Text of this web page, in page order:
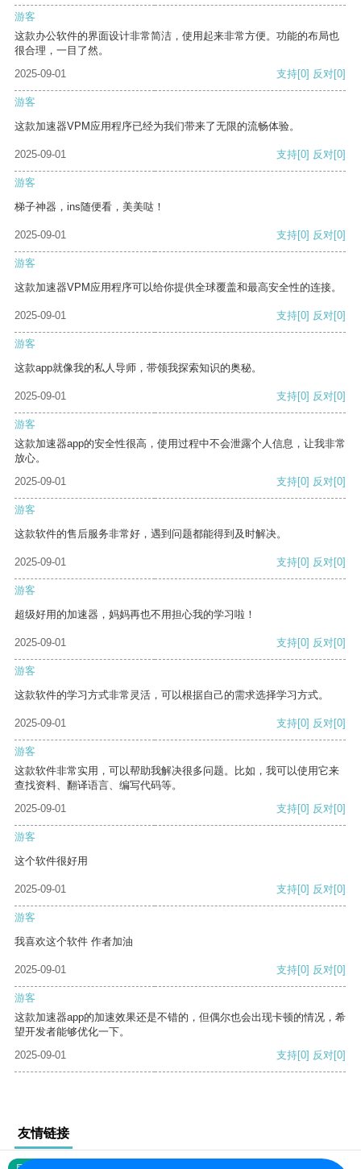
游客
这款办公软件的界面设计非常简洁，使用起来非常方便。功能的布局也
很合理，一目了然。
2025-09-01
支持[0] 反对[0]
游客
这款加速器VPM应用程序已经为我们带来了无限的流畅体验。
2025-09-01 支持[0] 反对[0]
游客
梯子神器，ins随便看，美美哒！
2025-09-01 支持[0] 反对[0]
游客
这款加速器VPM应用程序可以给你提供全球覆盖和最高安全性的连接。
2025-09-01 支持[0] 反对[0]
游客
这款app就像我的私人导师，带领我探索知识的奥秘。
2025-09-01 支持[0] 反对[0]
游客
这款加速器app的安全性很高，使用过程中不会泄露个人信息，让我非常
放心。
2025-09-01
支持[0] 反对[0]
游客
这款软件的售后服务非常好，遇到问题都能得到及时解决。
2025-09-01 支持[0] 反对[0]
游客
超级好用的加速器，妈妈再也不用担心我的学习啦！
2025-09-01 支持[0] 反对[0]
游客
这款软件的学习方式非常灵活，可以根据自己的需求选择学习方式。
2025-09-01 支持[0] 反对[0]
游客
这款软件非常实用，可以帮助我解决很多问题。比如，我可以使用它来
查找资料、翻译语言、编写代码等。
2025-09-01
支持[0] 反对[0]
游客
这个软件很好用
2025-09-01 支持[0] 反对[0]
游客
我喜欢这个软件 作者加油
2025-09-01 支持[0] 反对[0]
游客
这款加速器app的加速效果还是不错的，但偶尔也会出现卡顿的情况，希
望开发者能够优化一下。
2025-09-01
支持[0] 反对[0]
友情链接